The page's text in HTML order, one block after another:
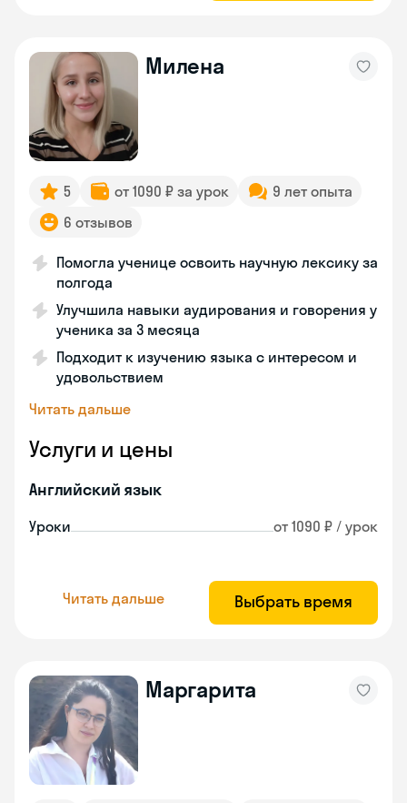
Милена
5 от 1090 ₽ за урок
9 лет опыта
6 отзывов
Помогла ученице освоить научную лексику за
полгода
Улучшила навыки аудирования и говорения у
ученика за 3 месяца
Подходит к изучению языка с интересом и
удовольствием
Читать дальше
Услуги и цены
Английский язык
Уроки от 1090 ₽ / урок
Читать дальше Выбрать время
Маргарита